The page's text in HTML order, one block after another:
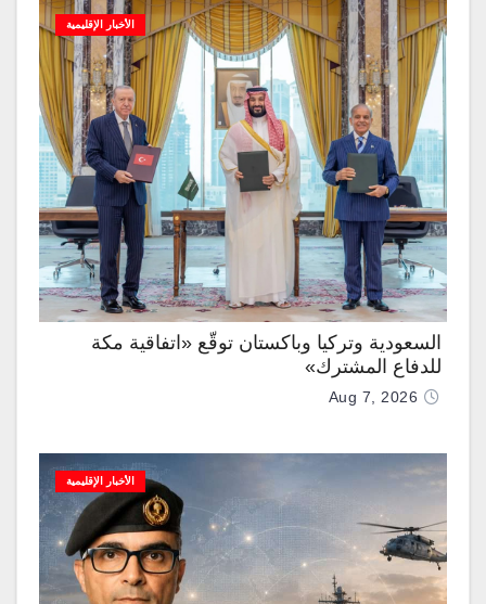
الأخبار الإقليمية
السعودية وتركيا وباكستان توقّع «اتفاقية مكة
للدفاع المشترك»
Aug 7, 2026
الأخبار الإقليمية